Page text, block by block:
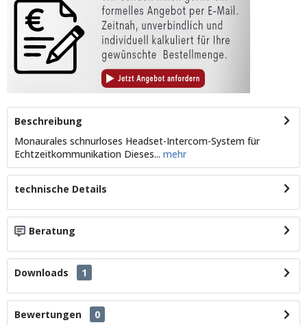
Beschreibung
Monaurales schnurloses Headset-Intercom-System für
Echtzeitkommunikation Dieses... mehr
technische Details
Beratung
Downloads 1
Bewertungen 0